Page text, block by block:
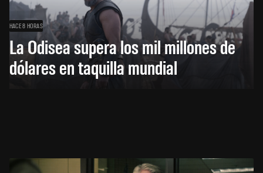
HACE 8 HORAS
La Odisea supera los mil millones de
dólares en taquilla mundial